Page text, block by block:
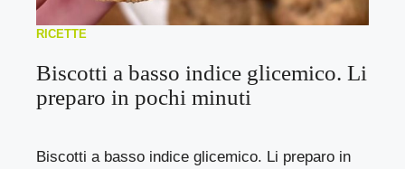
RICETTE
Biscotti a basso indice glicemico. Li
preparo in pochi minuti
Biscotti a basso indice glicemico. Li preparo in